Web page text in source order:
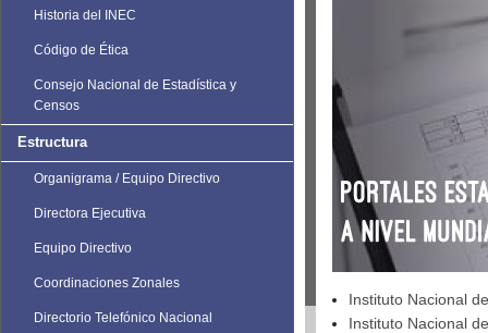
Historia del INEC
Código de Ética
Consejo Nacional de Estadística y
Censos
Estructura
Organigrama / Equipo Directivo
Directora Ejecutiva
Equipo Directivo
Coordinaciones Zonales
Directorio Telefónico Nacional
Instituto Nacional
Instituto Nacional